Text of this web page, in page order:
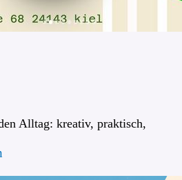
Alltag: kreativ, praktisch,